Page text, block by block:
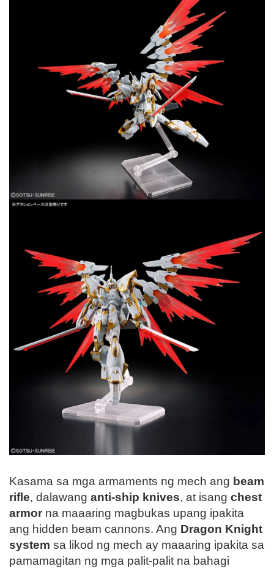
Kasama sa mga armaments ng mech ang beam
rifle, dalawang anti-ship knives, at isang chest
armor na maaaring magbukas upang ipakita
ang hidden beam cannons. Ang Dragon Knight
system sa likod ng mech ay maaaring ipakita sa
pamamagitan ng mga palit-palit na bahagi